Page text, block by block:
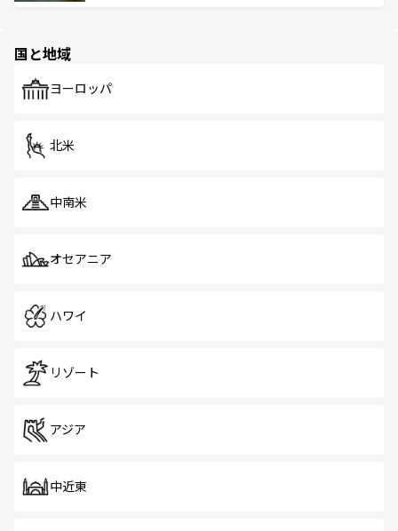
で、ホーカーズは地元の風情を楽しめる外せないスポット
国と地域
ヨーロッパ
北米
中南米
オセアニア
ハワイ
リゾート
アジア
中近東